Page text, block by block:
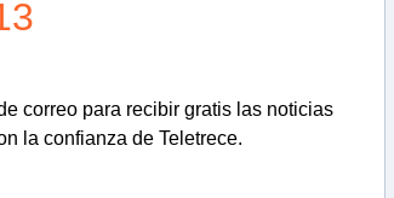
correo para recibir gratis las noticias
la confianza de Teletrece.